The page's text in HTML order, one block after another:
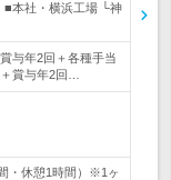
■本社・横浜工場 └神
与年2回＋各種手当
賞与年2回…
・休憩1時間）※1ヶ